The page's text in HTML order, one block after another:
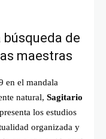
búsqueda de
maestras
en el mandala
natural, Sagitario
los estudios
organizada y